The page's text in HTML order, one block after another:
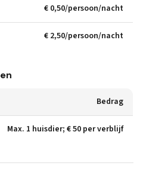
€ 0,50/persoon/nacht
€ 2,50/persoon/nacht
Bedrag
Max. 1 huisdier; € 50 per verblijf